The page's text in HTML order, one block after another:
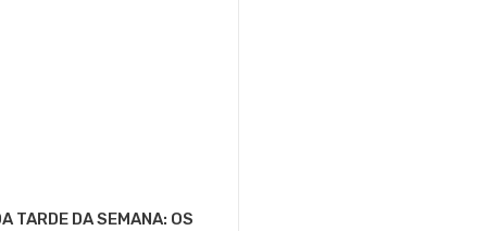
TARDE DA SEMANA: OS